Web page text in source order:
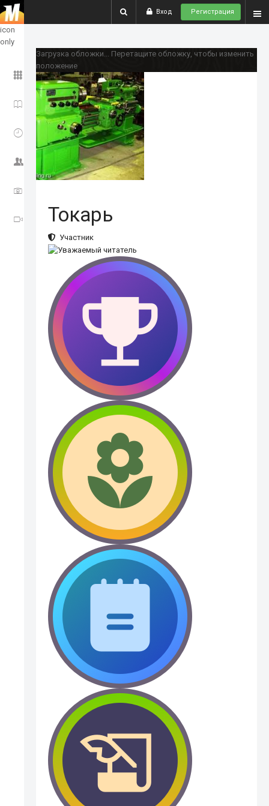
Вход Регистрация
show
icon
only
ГЛАВНОЕ
ИСТОРИИ
СОБЫТИЯ
СООБЩЕСТВО
ВИДЕО
Загрузка обложки... Перетащите обложку, чтобы изменить
положение
Токарь
Участник